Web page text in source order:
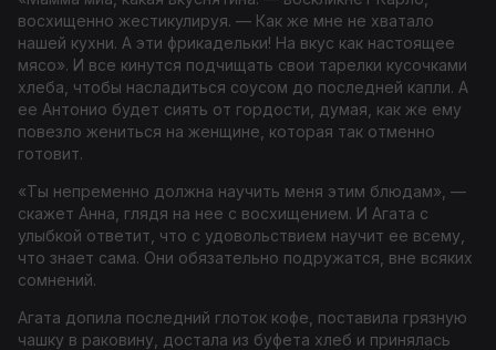
восхищенно жестикулируя. — Как же мне не хватало
нашей кухни. А эти фрикадельки! На вкус как настоящее
мясо». И все кинутся подчищать свои тарелки кусочками
хлеба, чтобы насладиться соусом до последней капли. А
ее Антонио будет сиять от гордости, думая, как же ему
повезло жениться на женщине, которая так отменно
готовит.
«Ты непременно должна научить меня этим блюдам», —
скажет Анна, глядя на нее с восхищением. И Агата с
улыбкой ответит, что с удовольствием научит ее всему,
что знает сама. Они обязательно подружатся, вне всяких
сомнений.
Агата допила последний глоток кофе, поставила грязную
чашку в раковину, достала из буфета хлеб и принялась